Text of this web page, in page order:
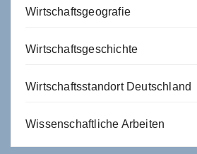
Wirtschaftsgeografie
Wirtschaftsgeschichte
Wirtschaftsstandort Deutschland
Wissenschaftliche Arbeiten